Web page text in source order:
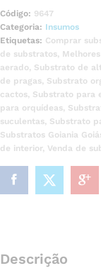
Código: 9647
Categoria: Insumos
Etiquetas: Comprar
de substratos,
aerado, Substrato de
de pragas, Substrato
cactos, Substrato para
para orquídeas,
suculentas, Substrato
Substratos Goiania
de interior, Venda de
Descrição